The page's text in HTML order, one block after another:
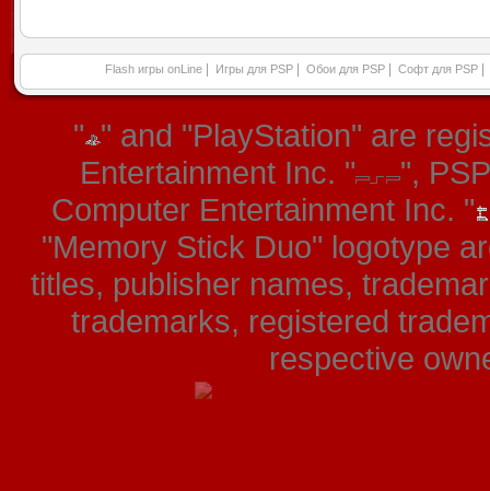
Flash игры onLine Игры для PSP Обои для PSP Софт для PSP
" " and "PlayStation" are
Entertainment Inc. "
",
Computer Entertainment Inc. "
"Memory Stick Duo" logotype
titles, publisher names,
trademarks, registered
respective